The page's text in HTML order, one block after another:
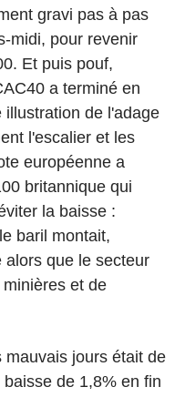
gravi pas à pas
midi, pour revenir
Et puis pouf,
a terminé en
illustration de l'adage
l'escalier et les
européenne a
britannique qui
la baisse :
baril montait,
alors que le secteur
et de
jours était de
de 1,8% en fin